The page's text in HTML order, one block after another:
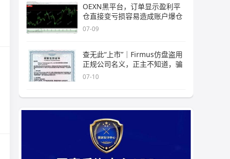
OEXN黑平台，订单显示盈利平
仓直接变亏损容易造成账户爆仓
07-09
查无此“上市”｜Firmus仿盘盗用
正规公司名义，正主不知道，骗
07-10